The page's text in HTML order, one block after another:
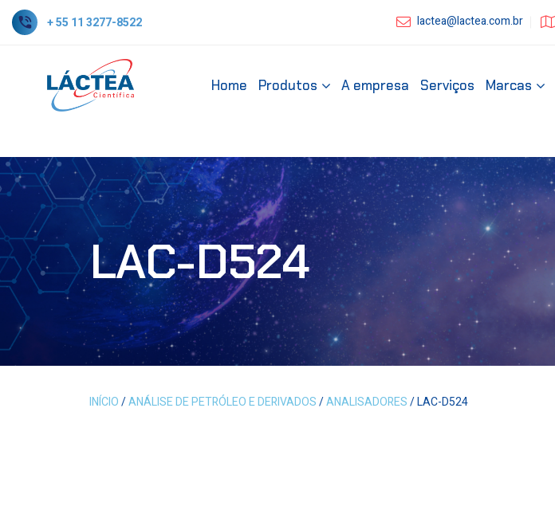
+ 55 11 3277-8522 lactea@lactea.com.br
Home Produtos A empresa Serviços Marcas
LAC-D524
INÍCIO/ANÁLISE DE PETRÓLEO E DERIVADOS/ANALISADORES/ LAC-D524